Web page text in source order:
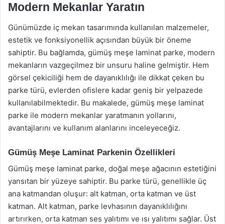
Modern Mekanlar Yaratın
Günümüzde iç mekan tasarımında kullanılan malzemeler,
estetik ve fonksiyonellik açısından büyük bir öneme
sahiptir. Bu bağlamda, gümüş meşe laminat parke, modern
mekanların vazgeçilmez bir unsuru haline gelmiştir. Hem
görsel çekiciliği hem de dayanıklılığı ile dikkat çeken bu
parke türü, evlerden ofislere kadar geniş bir yelpazede
kullanılabilmektedir. Bu makalede, gümüş meşe laminat
parke ile modern mekanlar yaratmanın yollarını,
avantajlarını ve kullanım alanlarını inceleyeceğiz.
Gümüş Meşe Laminat Parkenin Özellikleri
Gümüş meşe laminat parke, doğal meşe ağacının estetiğini
yansıtan bir yüzeye sahiptir. Bu parke türü, genellikle üç
ana katmandan oluşur: alt katman, orta katman ve üst
katman. Alt katman, parke levhasının dayanıklılığını
artırırken, orta katman ses yalıtımı ve ısı yalıtımı sağlar. Üst